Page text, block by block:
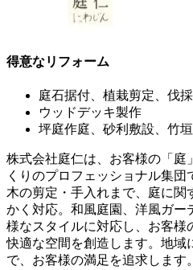
得意なリフォーム
庭石据付、植栽剪定、伐採
ウッドデッキ製作
坪庭作庭、砂利敷設、竹
株式会社庭仁は、お客様の「庭
くりのプロフェッショナル集
木の剪定・手入れまで、庭に関
かく対応。和風庭園、洋風ガー
様なスタイルに対応し、お客様
快適な空間を創造します。地域
で、お客様の満足を追求します。